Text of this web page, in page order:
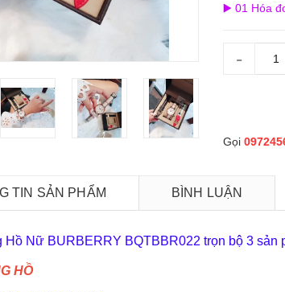
▶️ 01 Hóa
-
Gọi
TIN SẢN PHẨM BÌNH LUẬN
Hồ Nữ BURBERRY BQTBBR022 trọn bộ 3 sản
HỒ